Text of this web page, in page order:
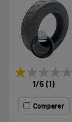
★★★★★
★★★★★
1/5 (1)
Comparer